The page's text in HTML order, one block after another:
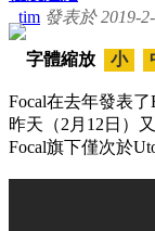
tim 發表於 2019-
字體縮放
小
Focal在去年發表
昨天（2月12日）
Focal旗下僅次於